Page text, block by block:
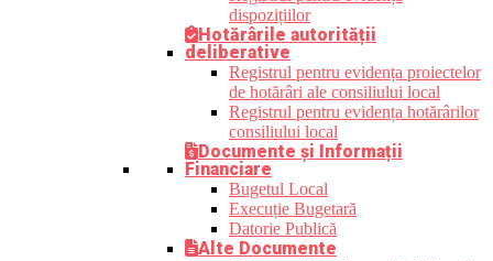
dispozițiilor
Hotărârile autorității
deliberative
Registrul pentru evidența proiectelor
de hotărâri ale consiliului local
Registrul pentru evidența hotărârilor
consiliului local
Documente și Informații
Financiare
Bugetul Local
Execuție Bugetară
Datorie Publică
Alte Documente